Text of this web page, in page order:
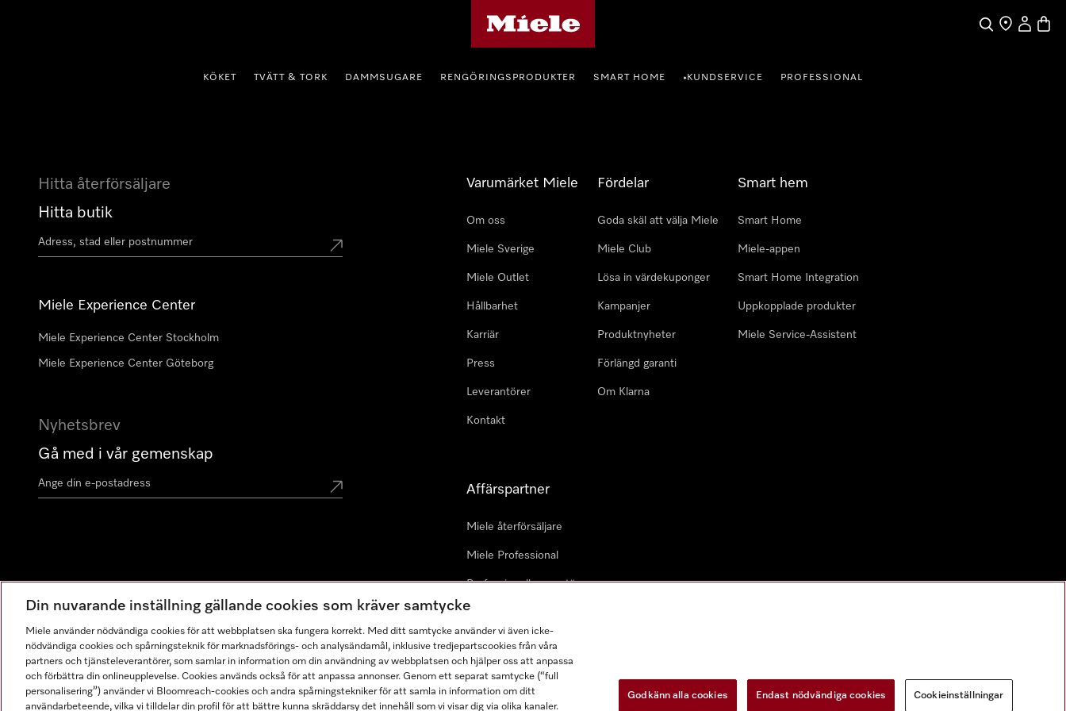
Sök
Hitta Butik
Mitt konto
KÖKET TVÄTT & TORK DAMMSUGARE RENGÖRINGSPRODUKTER SMART HOME •KUNDSERVICE PROFESSIONAL
Hitta återförsäljare
Hitta butik
Miele Experience Center
Miele Experience Center Stockholm
Miele Experience Center Göteborg
Nyhetsbrev
Gå med i vår gemenskap
Varumärket Miele
Om oss
Miele Sverige
Miele Outlet
Hållbarhet
Karriär
Press
Leverantörer
Kontakt
Fördelar
Goda skäl att välja Miele
Miele Club
Lösa in värdekuponger
Kampanjer
Produktnyheter
Förlängd garanti
Om Klarna
Smart hem
Smart Home
Miele-appen
Smart Home Integration
Uppkopplade produkter
Miele Service-Assistent
Affärspartner
Miele återförsäljare
Miele Professional
Professionell reparatör
Miele Marine
Arkitekter & Planerare
Din nuvarande inställning gällande cookies som kräver samtycke
Miele använder nödvändiga cookies för att webbplatsen ska fungera korrekt. Med ditt samtycke använder vi även icke-
nödvändiga cookies och spårningsteknik för marknadsförings- och analysändamål, inklusive tredjepartscookies från våra
partners och tjänsteleverantörer, som samlar in information om din användning av webbplatsen och hjälper oss att anpassa
och förbättra din onlineupplevelse. Cookies används också för att anpassa annonser. Genom ett separat samtycke (“full
personalisering”) använder vi Bloomreach-cookies och andra spårningstekniker för att samla in information om ditt
användarbeteende, vilka vi tilldelar din profil för att bättre kunna skräddarsy det innehåll som vi visar dig via olika kanaler.
Godkänn alla cookies Endast nödvändiga cookies Cookieinställningar